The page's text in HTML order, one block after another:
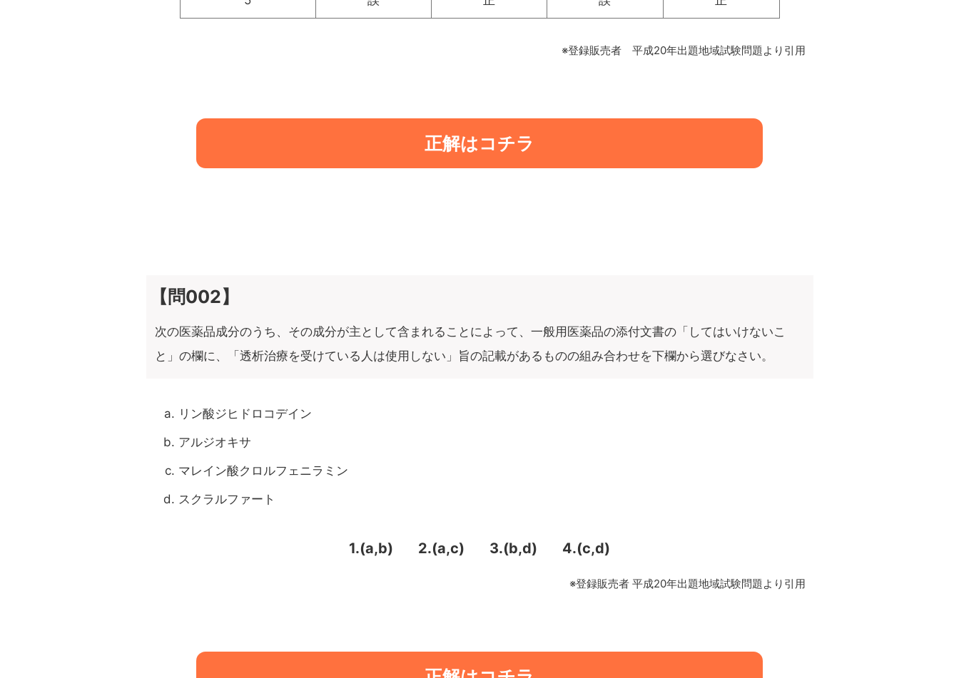
※登録販売者 平成20年出題地域試験問題より引用
正解はコチラ
【問002】
次の医薬品成分のうち、その成分が主として含まれることによって、一般用医薬品の添付文書の「してはいけないこ
と」の欄に、「透析治療を受けている人は使用しない」旨の記載があるものの組み合わせを下欄から選びなさい。
リン酸ジヒドロコデイン
アルジオキサ
マレイン酸クロルフェニラミン
スクラルファート
1.(a,b) 2.(a,c) 3.(b,d) 4.(c,d)
※登録販売者 平成20年出題地域試験問題より引用